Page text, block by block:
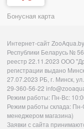
Бонусная карта
Интернет-сайт
Республики Беларусь №
реестр 22.11.2023 ООО
регистрации выдано
27.07.2023 РБ, г. Минск,
29-360-56-22
Режим работы: Пн-Вс:
Режим работы склада:
менеджером магазина)
Заявки с сайта